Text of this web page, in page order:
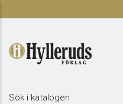
main
content
Sök i katalogen